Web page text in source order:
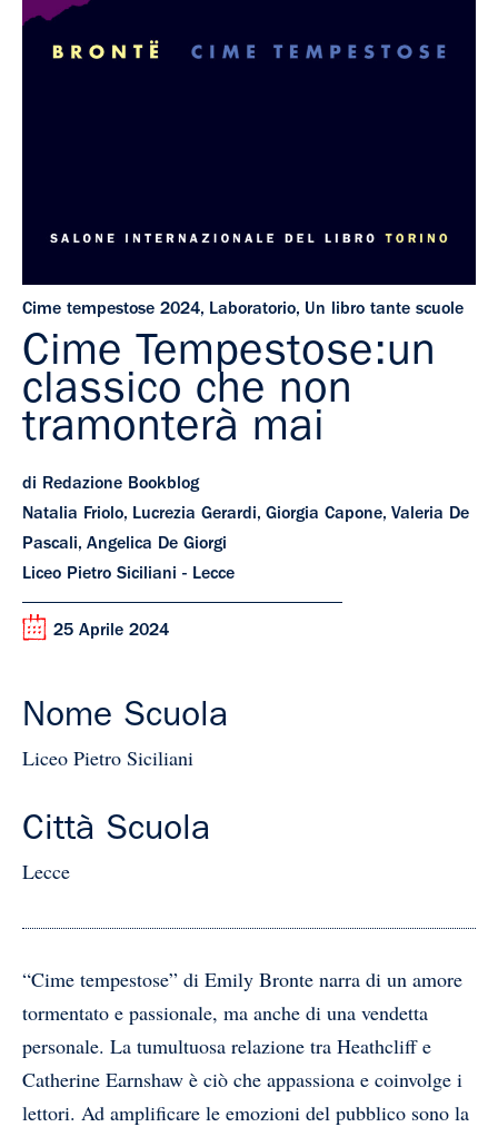
Cime tempestose 2024, Laboratorio, Un libro tante scuole
Cime Tempestose:un
classico che non
tramonterà mai
di Redazione Bookblog
Natalia Friolo, Lucrezia Gerardi, Giorgia Capone, Valeria De
Pascali, Angelica De Giorgi
Liceo Pietro Siciliani - Lecce
25 Aprile 2024
Nome Scuola
Liceo Pietro Siciliani
Città Scuola
Lecce
“Cime tempestose” di Emily Bronte narra di un amore
tormentato e passionale, ma anche di una vendetta
personale. La tumultuosa relazione tra Heathcliff e
Catherine Earnshaw è ciò che appassiona e coinvolge i
lettori. Ad amplificare le emozioni del pubblico sono la